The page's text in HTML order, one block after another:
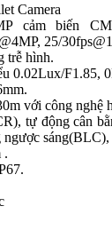
Camera
cảm biến
25/
trễ hình.
0.02Lux/F1.85,
với công nghệ
tự động cân
ngược
.